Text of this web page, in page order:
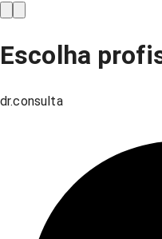
Escolha
dr.consulta